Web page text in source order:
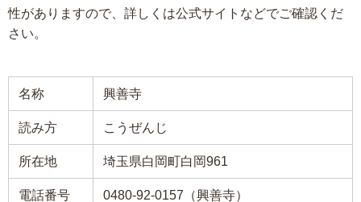
性がありますので、詳しくは公式サイトなどでご確認くだ
さい。
名称 興善寺
読み方 こうぜんじ
所在地 埼玉県白岡町白岡961
電話番号 0480-92-0157（興善寺）